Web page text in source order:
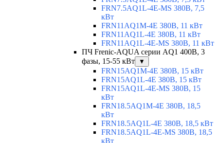
FRN7.5AQ1L-4E-MS 380В, 7,5
кВт
FRN11AQ1M-4E 380В, 11 кВт
FRN11AQ1L-4E 380В, 11 кВт
FRN11AQ1L-4E-MS 380В, 11 кВт
ПЧ Frenic-AQUA серии AQ1 400В, 3
фазы, 15-55 кВт
▼
FRN15AQ1M-4E 380В, 15 кВт
FRN15AQ1L-4E 380В, 15 кВт
FRN15AQ1L-4E-MS 380В, 15
кВт
FRN18.5AQ1M-4E 380В, 18,5
кВт
FRN18.5AQ1L-4E 380В, 18,5 кВт
FRN18.5AQ1L-4E-MS 380В, 18,5
кВт